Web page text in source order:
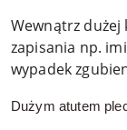
Wewnątrz
zapisania np.
wypadek
Dużym atutem